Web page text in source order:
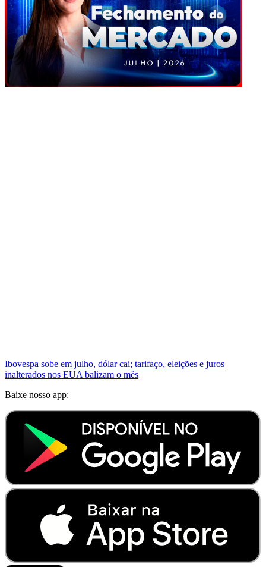
Ibovespa sobe em julho, dólar cai; tarifaço, eleições e juros
inalterados nos EUA balizam o mês
Baixe nosso app: